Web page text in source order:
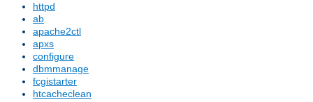
httpd
ab
apache2ctl
apxs
configure
dbmmanage
fcgistarter
htcacheclean